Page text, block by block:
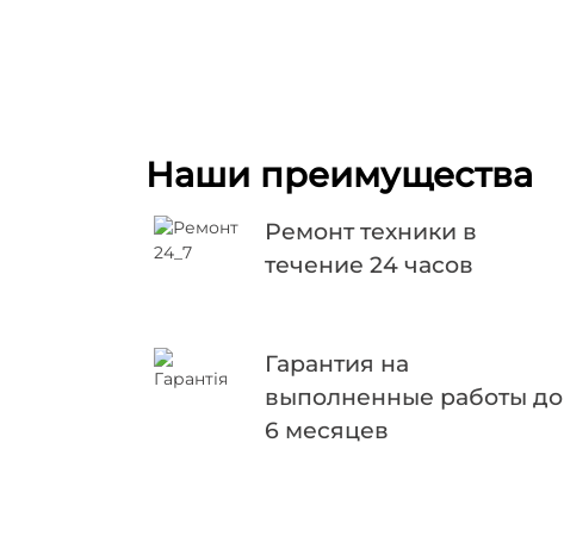
Наши преимущества
Ремонт техники в
течение 24 часов
Гарантия на
выполненные работы до
6 месяцев